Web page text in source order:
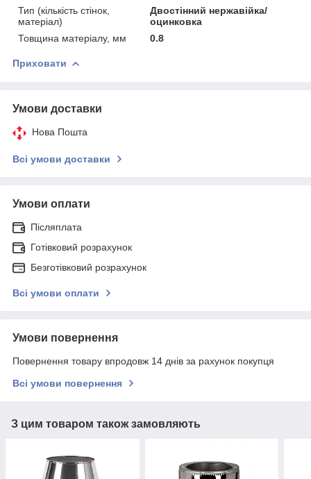
Тип (кількість стінок,
матеріал)
Двостінний нержавійка/
оцинковка
Товщина матеріалу, мм
0.8
Приховати
Умови доставки
Нова Пошта
Всі умови доставки
Умови оплати
Післяплата
Готівковий розрахунок
Безготівковий розрахунок
Всі умови оплати
Умови повернення
Повернення товару впродовж 14 днів за рахунок покупця
Всі умови повернення
З цим товаром також замовляють